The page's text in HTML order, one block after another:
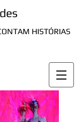
HISTÓRIAS